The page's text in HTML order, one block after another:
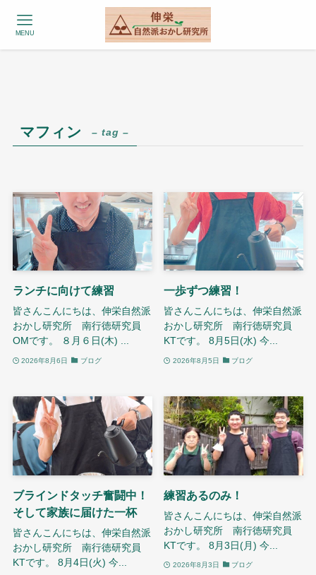
MENU
マフィン – tag –
ランチに向けて練習
皆さんこんにちは、伸栄自然派
おかし研究所 南行徳研究員
OMです。 ８月６日(木) ...
2026年8月6日 ブログ
一歩ずつ練習！
皆さんこんにちは、伸栄自然派
おかし研究所 南行徳研究員
KTです。 8月5日(水) 今...
2026年8月5日 ブログ
ブラインドタッチ奮闘中！
そして家族に届けた一杯
皆さんこんにちは、伸栄自然派
おかし研究所 南行徳研究員
KTです。 8月4日(火) 今...
練習あるのみ！
皆さんこんにちは、伸栄自然派
おかし研究所 南行徳研究員
KTです。 8月3日(月) 今...
2026年8月3日 ブログ